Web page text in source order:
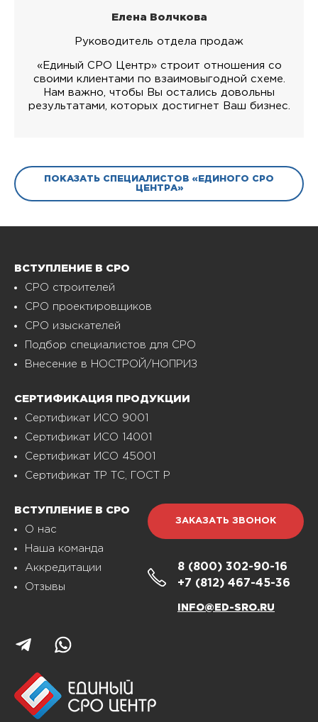
Елена Волчкова
Руководитель отдела продаж
«Единый СРО Центр» строит отношения со
своими клиентами по взаимовыгодной схеме.
Нам важно, чтобы Вы остались довольны
результатами, которых достигнет Ваш бизнес.
ПОКАЗАТЬ СПЕЦИАЛИСТОВ «ЕДИНОГО СРО
ЦЕНТРА»
ВСТУПЛЕНИЕ В СРО
СРО строителей
СРО проектировщиков
СРО изыскателей
Подбор специалистов для СРО
Внесение в НОСТРОЙ/НОПРИЗ
СЕРТИФИКАЦИЯ ПРОДУКЦИИ
Сертификат ИСО 9001
Сертификат ИСО 14001
Сертификат ИСО 45001
Сертификат ТР ТС, ГОСТ Р
ВСТУПЛЕНИЕ В СРО
О нас
Наша команда
Аккредитации
Отзывы
ЗАКАЗАТЬ ЗВОНОК
8 (800) 302-90-16
+7 (812) 467-45-36
INFO@ED-SRO.RU